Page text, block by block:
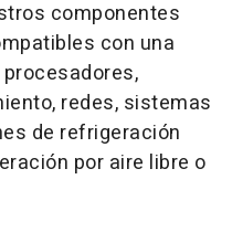
componentes
con una
redes, sistemas
de refrigeración
por aire libre o